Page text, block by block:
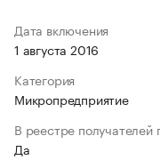
Дата включения
1 августа 2016
Категория
Микропредприятие
В реестре получателей
Да